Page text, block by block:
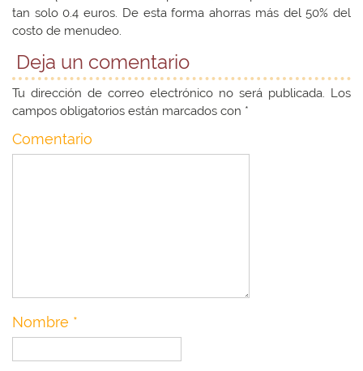
tan solo 0.4 euros. De esta forma ahorras más del 50% del
costo de menudeo.
Deja un comentario
Tu dirección de correo electrónico no será publicada. Los
campos obligatorios están marcados con *
Comentario
Nombre *